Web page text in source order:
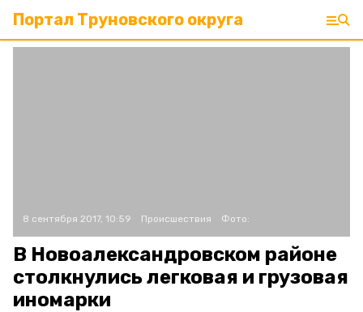
Портал Труновского округа
8 сентября 2017, 10:59 Происшествия Фото:
В Новоалександровском районе
столкнулись легковая и грузовая
иномарки